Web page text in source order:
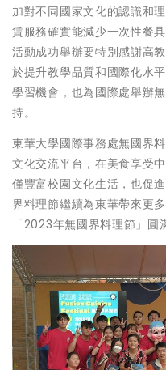
加對不同國家文化的認識和
賃服務確實能減少一次性餐
活動成功舉辦要特別感謝高
於提升教學品質和國際化水
學習機會，也為國際處舉辦
持。
東華大學國際事務處無國界
文化交流平台，在美食享受
僅豐富校園文化生活，也促
界料理節繼續為東華帶來更
「2023年無國界料理節」圓